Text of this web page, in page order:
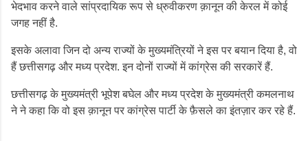
भेदभाव करने वाले सांप्रदायिक रूप से ध्रुवीकरण क़ानून की केरल में कोई
जगह नहीं है.
इसके अलावा जिन दो अन्य राज्यों के मुख्यमंत्रियों ने इस पर बयान दिया है, वो
हैं छत्तीसगढ़ और मध्य प्रदेश. इन दोनों राज्यों में कांग्रेस की सरकारें हैं.
छत्तीसगढ़ के मुख्यमंत्री भूपेश बघेल और मध्य प्रदेश के मुख्यमंत्री कमलनाथ
ने ने कहा कि वो इस क़ानून पर कांग्रेस पार्टी के फ़ैसले का इंतज़ार कर रहे हैं.